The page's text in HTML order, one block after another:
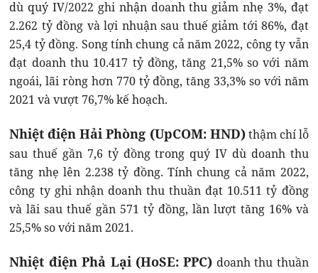
dù quý IV/2022 ghi nhận doanh thu giảm nhẹ 3%, đạt
2.262 tỷ đồng và lợi nhuận sau thuế giảm tới 86%, đạt
25,4 tỷ đồng. Song tính chung cả năm 2022, công ty vẫn
đạt doanh thu 10.417 tỷ đồng, tăng 21,5% so với năm
ngoái, lãi ròng hơn 770 tỷ đồng, tăng 33,3% so với năm
2021 và vượt 76,7% kế hoạch.
Nhiệt điện Hải Phòng (UpCOM: HND)thậm chí lỗ
sau thuế gần 7,6 tỷ đồng trong quý IV dù doanh thu
tăng nhẹ lên 2.238 tỷ đồng. Tính chung cả năm 2022,
công ty ghi nhận doanh thu thuần đạt 10.511 tỷ đồng
và lãi sau thuế gần 571 tỷ đồng, lần lượt tăng 16% và
25,5% so với năm 2021.
Nhiệt điện Phả Lại (HoSE: PPC) doanh thu thuần